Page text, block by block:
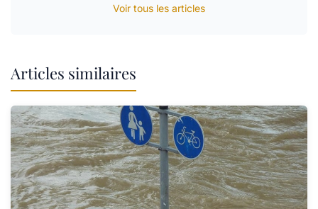
Voir tous les articles
Articles similaires